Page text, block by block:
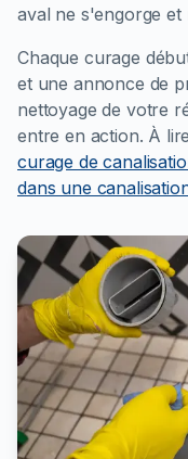
aval ne s'engorge et
Chaque curage
et une annonce de
nettoyage de votre
entre en action. À
curage de
dans une